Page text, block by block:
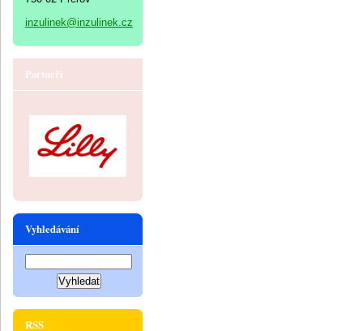
inzulinek@inzulinek.cz
Partneři
Vyhledávání
RSS